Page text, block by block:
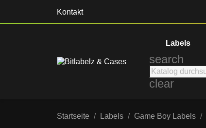
Kontakt
Labels
search
clear
Startseite Labels Game Boy Labels